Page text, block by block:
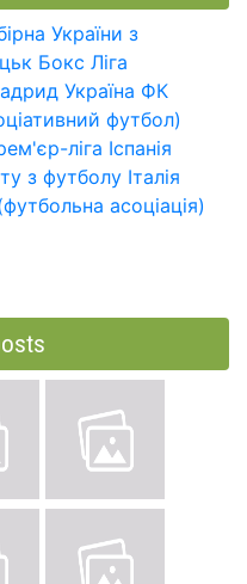
України з
Бокс Ліга
Україна ФК
футбол)
ліга Іспанія
з футболу Італія
асоціація)